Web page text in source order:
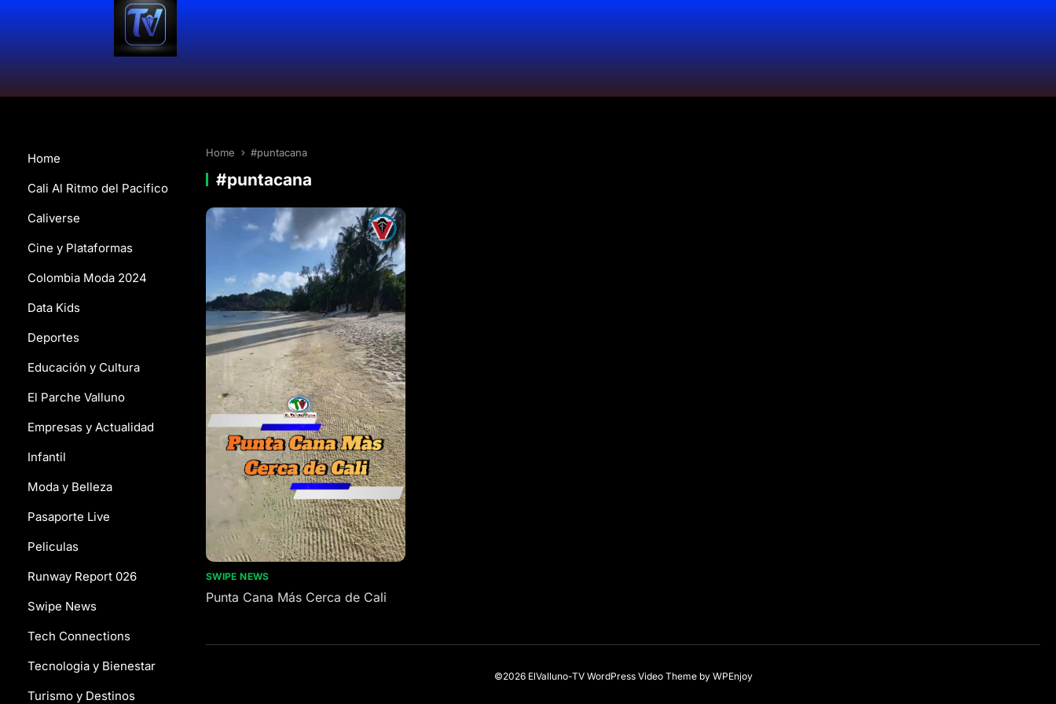
Home
Cali Al Ritmo del Pacifico
Caliverse
Cine y Plataformas
Colombia Moda 2024
Data Kids
Deportes
Educación y Cultura
El Parche Valluno
Empresas y Actualidad
Infantil
Moda y Belleza
Pasaporte Live
Peliculas
Runway Report 026
Swipe News
Tech Connections
Tecnologia y Bienestar
Turismo y Destinos
Home #puntacana
#puntacana
SWIPE NEWS
Punta Cana Más Cerca de Cali
©2026 ElValluno-TV WordPress Video Themeby WPEnjoy